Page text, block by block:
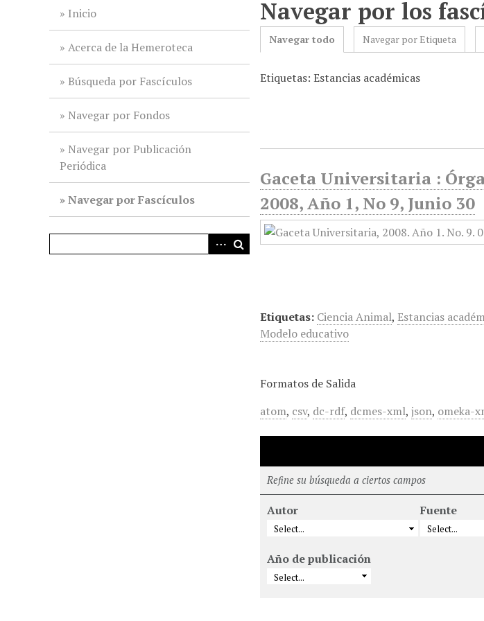
Inicio
Acerca de la Hemeroteca
Búsqueda por Fascículos
Navegar por Fondos
Navegar por Publicación
Periódica
Navegar por Fascículos
Navegar por los
Navegar todo Navegar por Etiqueta
Etiquetas: Estancias académicas
Gaceta Universitaria :
2008, Año 1, No 9, Junio 30
Etiquetas: Ciencia Animal, Estancias
Modelo educativo
Formatos de Salida
atom, csv, dc-rdf, dcmes-xml,json, omeka-
Refine su búsqueda a ciertos campos
Autor Fuente
Año de publicación